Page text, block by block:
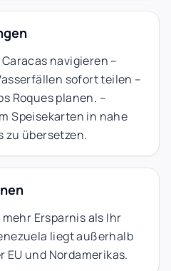
navigieren –
sofort teilen –
Roques planen. –
Speisekarten in nahe
zu übersetzen.
Ersparnis als Ihr
liegt außerhalb
EU und Nordamerikas.